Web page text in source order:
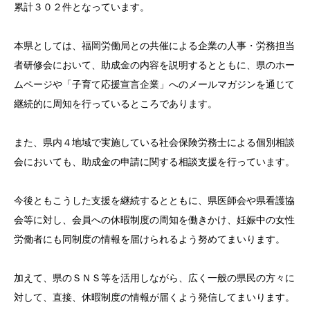
累計３０２件となっています。
本県としては、福岡労働局との共催による企業の人事・労務担当
者研修会において、助成金の内容を説明するとともに、県のホー
ムページや「子育て応援宣言企業」へのメールマガジンを通じて
継続的に周知を行っているところであります。
また、県内４地域で実施している社会保険労務士による個別相談
会においても、助成金の申請に関する相談支援を行っています。
今後ともこうした支援を継続するとともに、県医師会や県看護協
会等に対し、会員への休暇制度の周知を働きかけ、妊娠中の女性
労働者にも同制度の情報を届けられるよう努めてまいります。
加えて、県のＳＮＳ等を活用しながら、広く一般の県民の方々に
対して、直接、休暇制度の情報が届くよう発信してまいります。